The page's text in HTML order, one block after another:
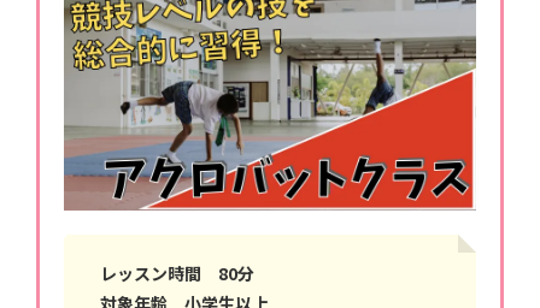
レッスン時間 80分
対象年齢 小学生以上